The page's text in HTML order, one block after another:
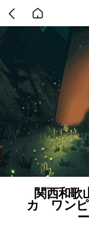
back
to
関西和
カ ワン